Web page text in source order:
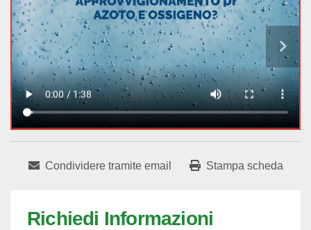
Condividere tramite email Stampa scheda
Richiedi Informazioni